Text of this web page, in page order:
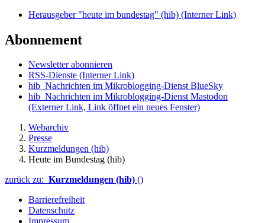
Herausgeber "heute im bundestag" (hib) (Interner Link)
Abonnement
Newsletter abonnieren
RSS-Dienste (Interner Link)
hib_Nachrichten im Mikroblogging-Dienst BlueSky
hib_Nachrichten im Mikroblogging-Dienst Mastodon
(Externer Link, Link öffnet ein neues Fenster)
Webarchiv
Presse
Kurzmeldungen (hib)
Heute im Bundestag (hib)
zurück zu: Kurzmeldungen (hib) ()
Barrierefreiheit
Datenschutz